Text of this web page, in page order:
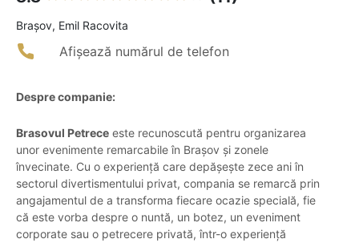
Braşov, Emil Racovita
Afișează numărul de telefon
Despre companie:
Brasovul Petrece este recunoscută pentru organizarea
unor evenimente remarcabile în Brașov și zonele
învecinate. Cu o experiență care depășește zece ani în
sectorul divertismentului privat, compania se remarcă prin
angajamentul de a transforma fiecare ocazie specială, fie
că este vorba despre o nuntă, un botez, un eveniment
corporate sau o petrecere privată, într-o experiență